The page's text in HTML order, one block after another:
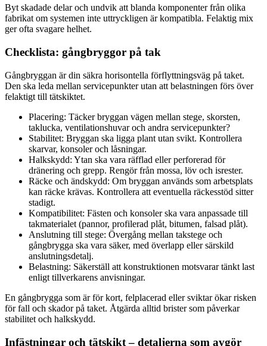
Byt skadade delar och undvik att blanda komponenter från olika
fabrikat om systemen inte uttryckligen är kompatibla. Felaktig mix
ger ofta svagare helhet.
Checklista: gångbryggor på tak
Gångbryggan är din säkra horisontella förflyttningsväg på taket.
Den ska leda mellan servicepunkter utan att belastningen förs över
felaktigt till tätskiktet.
Placering: Täcker bryggan vägen mellan stege, skorsten,
taklucka, ventilationshuvar och andra servicepunkter?
Stabilitet: Bryggan ska ligga plant utan svikt. Kontrollera
skarvar, konsoler och låsningar.
Halkskydd: Ytan ska vara räfflad eller perforerad för
dränering och grepp. Rengör från mossa, löv och isrester.
Räcke och ändskydd: Om bryggan används som arbetsplats
kan räcke krävas. Kontrollera att eventuella räckesstöd sitter
stadigt.
Kompatibilitet: Fästen och konsoler ska vara anpassade till
takmaterialet (pannor, profilerad plåt, bitumen, falsad plåt).
Anslutning till stege: Övergång mellan takstege och
gångbrygga ska vara säker, med överlapp eller särskild
anslutningsdetalj.
Belastning: Säkerställ att konstruktionen motsvarar tänkt last
enligt tillverkarens anvisningar.
En gångbrygga som är för kort, felplacerad eller sviktar ökar risken
för fall och skador på taket. Åtgärda alltid brister som påverkar
stabilitet och halkskydd.
Infästningar och tätskikt – detaljerna som avgör